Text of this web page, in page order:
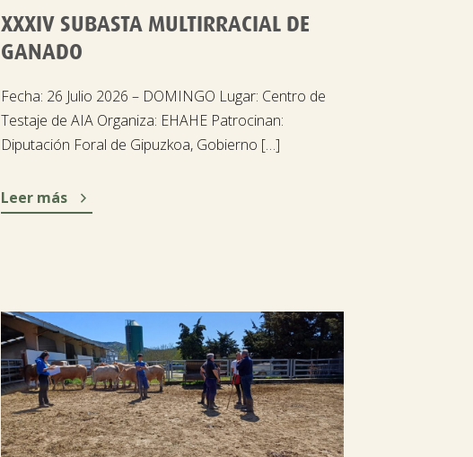
XXXIV SUBASTA MULTIRRACIAL DE
GANADO
Fecha: 26 Julio 2026 – DOMINGO Lugar: Centro de
Testaje de AIA Organiza: EHAHE Patrocinan:
Diputación Foral de Gipuzkoa, Gobierno […]
Leer más 